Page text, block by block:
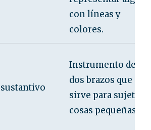
con líneas y
colores.
sustantivo
Instrumento de
dos brazos que
sirve para sujetar
cosas pequeñas.